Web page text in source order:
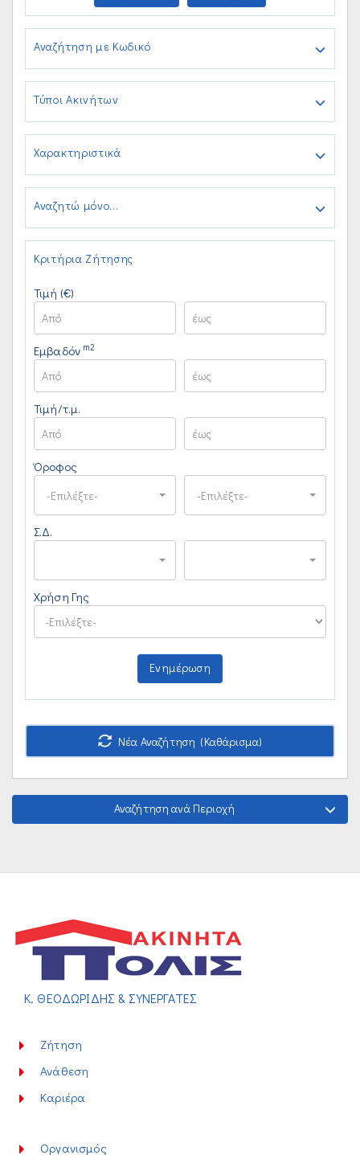
Αναζήτηση με Κωδικό
Τύποι Ακινήτων
Χαρακτηριστικά
Αναζητώ μόνο...
Κριτήρια Ζήτησης
Τιμή (€)
Εμβαδόν m2
Τιμή/τ.μ.
Όροφος
-Επιλέξτε- -Επιλέξτε-
Σ.Δ.
Χρήση Γης
Ενημέρωση
Νέα Αναζήτηση (Καθάρισμα)
Αναζήτηση ανά Περιοχή
Κ. ΘΕΟΔΩΡΙΔΗΣ & ΣΥΝΕΡΓΑΤΕΣ
Ζήτηση
Ανάθεση
Καριέρα
Οργανισμός